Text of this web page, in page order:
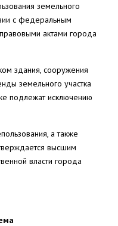
земельного
с федеральным
актами города
здания, сооружения
земельного участка
подлежат исключению
а также
высшим
власти города